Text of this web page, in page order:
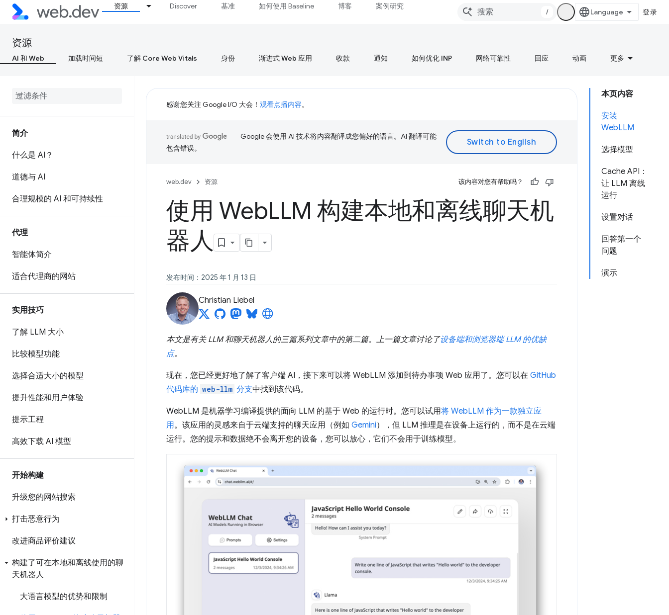
资源 Discover 基准 如何使用 Baseline 博客 案例研究
/ 登录
资源
AI 和 Web 加载时间短 了解 Core Web Vitals 身份 渐进式 Web 应用 收款 通知 如何优化 INP 网络可靠性 回应 动画 更多
简介
什么是 AI？
道德与 AI
合理规模的 AI 和可持续性
代理
智能体简介
适合代理商的网站
实用技巧
了解 LLM 大小
比较模型功能
选择合适大小的模型
提升性能和用户体验
提示工程
高效下载 AI 模型
开始构建
升级您的网站搜索
打击恶意行为
改进商品评价建议
构建了可在本地和离线使用的聊
天机器人
大语言模型的优势和限制
本页内容
安装
WebLLM
选择模型
Cache API：
让 LLM 离线
运行
设置对话
回答第一个
问题
演示
感谢您关注 Google I/O 大会！ 观看点播内容。
Google 会使用 AI 技术将内容翻译成您偏好的语言。AI 翻译可能
包含错误。
web.dev 资源 该内容对您有帮助吗？
使用 WebLLM 构建本地和离线聊天机
器人
发布时间：2025 年 1 月 13 日
Christian Liebel
本文是有关 LLM 和聊天机器人的三篇系列文章中的第二篇。上一篇文章讨论了设备端和浏览器端 LLM 的优缺
点。
现在，您已经更好地了解了客户端 AI，接下来可以将 WebLLM 添加到待办事项 Web 应用了。您可以在 GitHub
代码库的 web-llm 分支中找到该代码。
WebLLM 是机器学习编译提供的面向 LLM 的基于 Web 的运行时。您可以试用将 WebLLM 作为一款独立应
用。该应用的灵感来自于云端支持的聊天应用（例如 Gemini），但 LLM 推理是在设备上运行的，而不是在云端
运行。您的提示和数据绝不会离开您的设备，您可以放心，它们不会用于训练模型。